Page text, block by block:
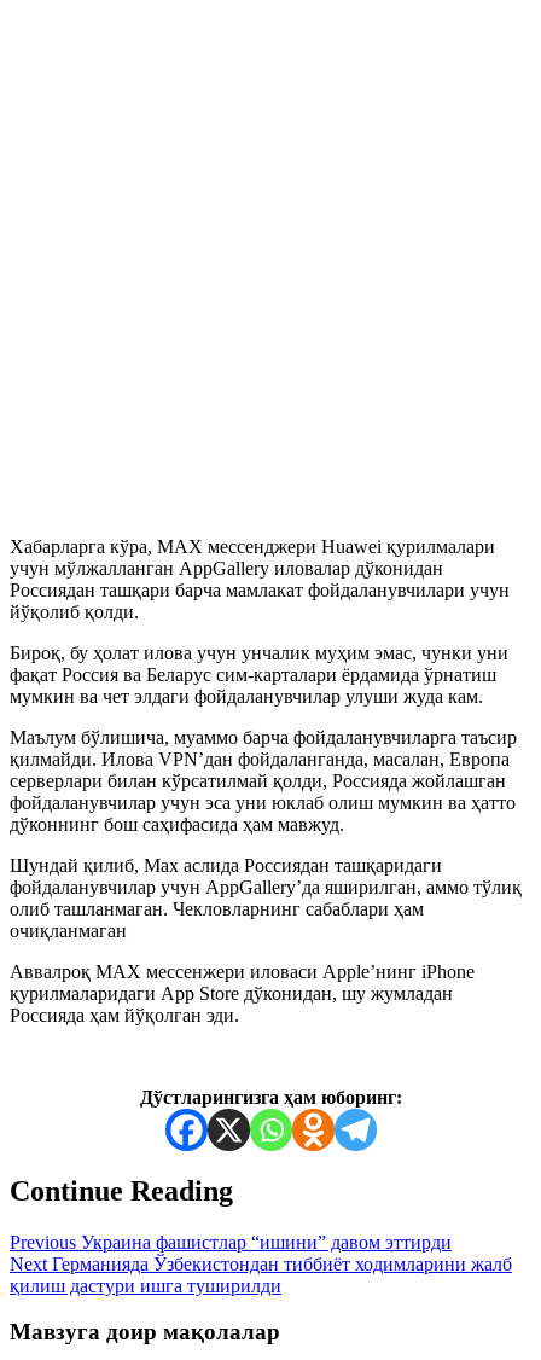
Хабарларга кўра, MAХ мессенджери Huawei қурилмалари
учун мўлжалланган AppGallery иловалар дўконидан
Россиядан ташқари барча мамлакат фойдаланувчилари учун
йўқолиб қолди.
Бироқ, бу ҳолат илова учун унчалик муҳим эмас, чунки уни
фақат Россия ва Беларус сим-карталари ёрдамида ўрнатиш
мумкин ва чет элдаги фойдаланувчилар улуши жуда кам.
Маълум бўлишича, муаммо барча фойдаланувчиларга таъсир
қилмайди. Илова VPN’дан фойдаланганда, масалан, Европа
серверлари билан кўрсатилмай қолди, Россияда жойлашган
фойдаланувчилар учун эса уни юклаб олиш мумкин ва ҳатто
дўконнинг бош саҳифасида ҳам мавжуд.
Шундай қилиб, Мах аслида Россиядан ташқаридаги
фойдаланувчилар учун AppGallery’да яширилган, аммо тўлиқ
олиб ташланмаган. Чекловларнинг сабаблари ҳам
очиқланмаган
Аввалроқ MAХ мессенжери иловаси Apple’нинг iPhone
қурилмаларидаги App Store дўконидан, шу жумладан
Россияда ҳам йўқолган эди.
Дўстларингизга ҳам юборинг:
Continue Reading
Previous Украина фашистлар “ишини” давом эттирди
Next Германияда Ўзбекистондан тиббиёт ходимларини жалб
қилиш дастури ишга туширилди
Мавзуга доир мақолалар